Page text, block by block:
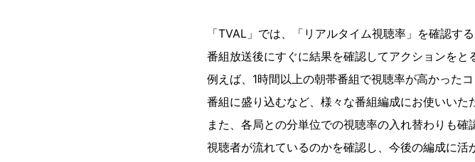
「TVAL」では、「リアルタイム視聴率」を確認す
番組放送後にすぐに結果を確認してアクションをと
例えば、1時間以上の朝帯番組で視聴率が高かった
番組に盛り込むなど、様々な番組編成にお使いいた
また、各局との分単位での視聴率の入れ替わりも
視聴者が流れているのかを確認し、今後の編成に活